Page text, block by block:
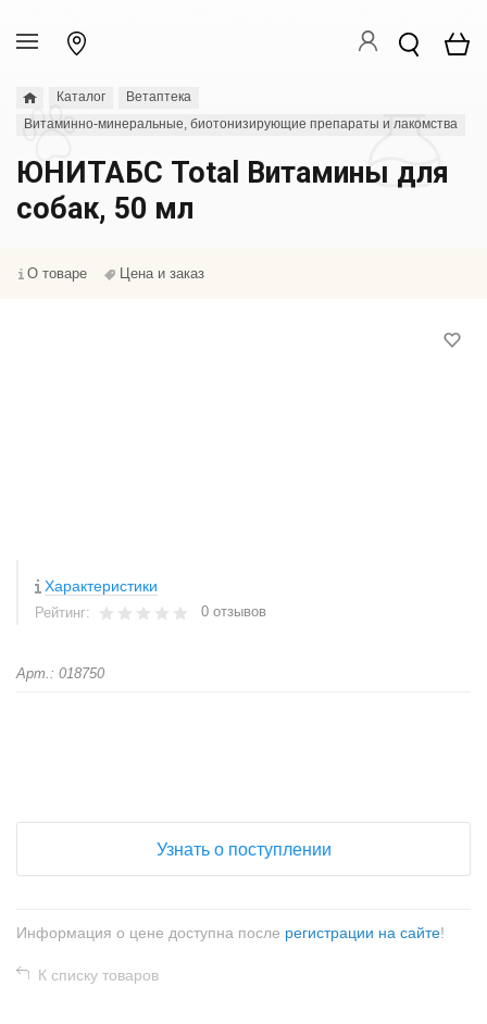
Каталог
Ветаптека
Витаминно-минеральные, биотонизирующие препараты и лакомства
ЮНИТАБС Total Витамины для
собак, 50 мл
О товаре Цена и заказ
Характеристики
Рейтинг: 0 отзывов
Арт.: 018750
Узнать о поступлении
Информация о цене доступна после регистрации на сайте!
К списку товаров